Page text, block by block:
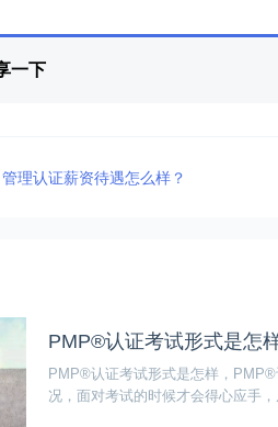
一下
理认证薪资待遇怎么样？
PMP®认证考试形式是怎
PMP®认证考试形式是怎样，
况，面对考试的时候才会得心应手